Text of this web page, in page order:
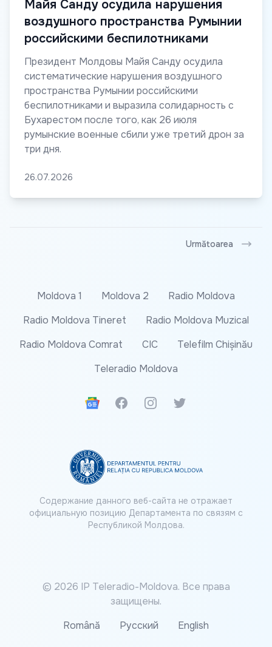
Майя Санду осудила нарушения
воздушного пространства Румынии
российскими беспилотниками
Президент Молдовы Майя Санду осудила
систематические нарушения воздушного
пространства Румынии российскими
беспилотниками и выразила солидарность с
Бухарестом после того, как 26 июля
румынские военные сбили уже третий дрон за
три дня.
26.07.2026
Următoarea
Moldova 1 Moldova 2
Radio Moldova
Radio Moldova Tineret
Radio Moldova Muzical
Radio Moldova Comrat
CIC
Telefilm Chișinău
Teleradio Moldova
Google News
FacebookInstagramTwitter
Содержание данного веб-сайта не отражает
официальную позицию Департамента по связям с
Республикой Молдова.
© 2026 IP Teleradio-Moldova. Все права
защищены.
Română
Русский English